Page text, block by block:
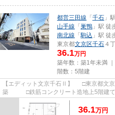
都営三田線 「 千石 」
山手線 「 巣鴨 」駅 徒
南北線 「駒込 」駅 徒
東京都文京区千石 ４
36.1万円
築年数：築1年未満 ｜
階数：5階建
【エディット文京千石Ⅱ】 □東京都文京区千石４
築 □鉄筋コンクリート造地上5階建て 千石駅から徒歩5分の立地に建つ賃貸
36.1万円